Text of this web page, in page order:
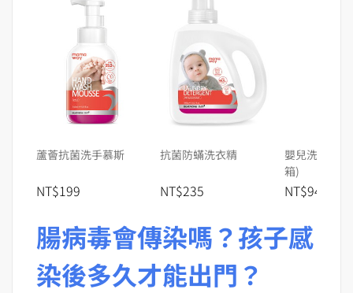
蘆薈抗菌洗手慕斯
NT$199
抗菌防蟎洗衣精
NT$235
嬰兒洗髮沐
箱)
NT$9480
腸病毒會傳染嗎？孩子感
染後多久才能出門？